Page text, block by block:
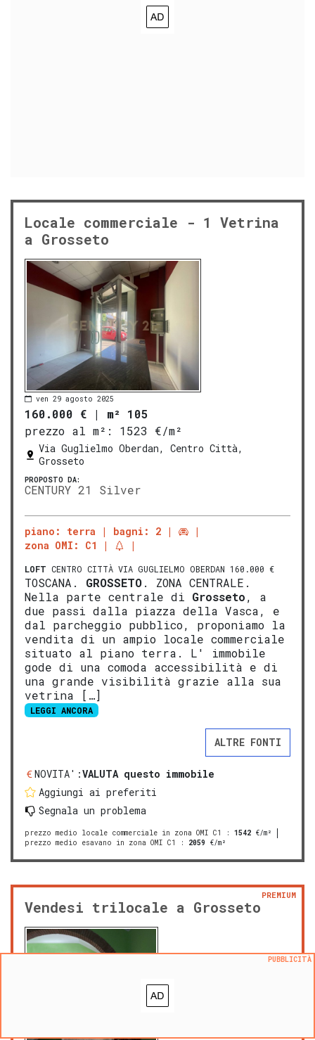
Locale commerciale - 1 Vetrina
a Grosseto
ven 29 agosto 2025
160.000 € | m² 105
prezzo al m²:
1523 €/m²
Via Guglielmo Oberdan, Centro Città,
Grosseto
PROPOSTO DA:
CENTURY 21 Silver
piano: terra
bagni: 2
zona OMI: C1
LOFT CENTRO CITTÀ VIA GUGLIELMO OBERDAN 160.000 €
TOSCANA. GROSSETO. ZONA CENTRALE.
Nella parte centrale di Grosseto, a
due passi dalla piazza della Vasca, e
dal parcheggio pubblico, proponiamo la
vendita di un ampio locale commerciale
situato al piano terra. L' immobile
gode di una comoda accessibilità e di
una grande visibilità grazie alla sua
vetrina […]
LEGGI ANCORA
ALTRE FONTI
NOVITA':VALUTA questo immobile
Aggiungi ai preferiti
Segnala un problema
prezzo medio locale commerciale in zona OMI C1 : 1542 €/m²
prezzo medio esavano in zona OMI C1
: 2059 €/m²
Vendesi trilocale a Grosseto
PREMIUM
PUBBLICITÀ